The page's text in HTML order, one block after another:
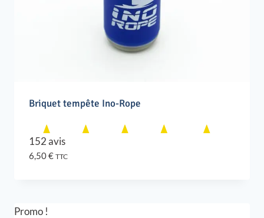
Briquet tempête Ino-Rope
152 avis
6,50€ TTC
Promo !